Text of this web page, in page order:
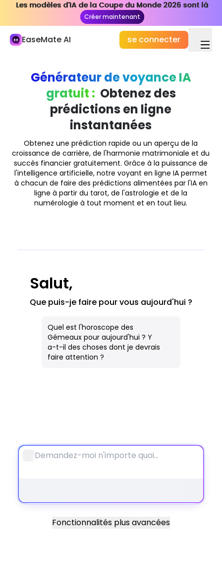
Les modèles d'IA de la Coupe du Monde 2026 sont là
Créer maintenant
Les modèles d'IA de la Coupe du Monde 2026 sont là
Créer maintenant
EaseMate AI se connecter
Ma Bibliothèque
Étudier et Travailler
ChatPDF
Étude & Recherche AI
Rédacteur IA
Agent IA Nouveau
Création
Explorer
Vidéo IA
Cahier
Générateur de voyance IA
gratuit : Obtenez des
prédictions en ligne
instantanées
Obtenez une prédiction rapide ou un aperçu de la
croissance de carrière, de l'harmonie matrimoniale et du
succès financier gratuitement. Grâce à la puissance de
l'intelligence artificielle, notre voyant en ligne IA permet
à chacun de faire des prédictions alimentées par l'IA en
ligne à partir du tarot, de l'astrologie et de la
numérologie à tout moment et en tout lieu.
Salut,
Que puis-je faire pour vous aujourd'hui ?
Quel est l'horoscope des
Gémeaux pour aujourd'hui ? Y
a-t-il des choses dont je devrais
faire attention ?
Fonctionnalités plus avancées